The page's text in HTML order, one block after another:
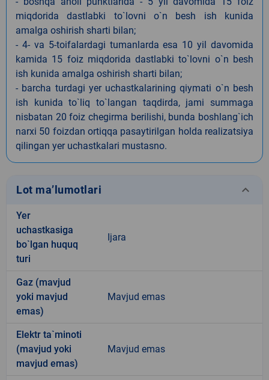
miqdorida dastlabki to`lovni o`n besh ish kunida
amalga oshirish sharti bilan;
- 4- va 5-toifalardagi tumanlarda esa 10 yil davomida
kamida 15 foiz miqdorida dastlabki to`lovni o`n besh
ish kunida amalga oshirish sharti bilan;
- barcha turdagi yer uchastkalarining qiymati o`n besh
ish kunida to`liq to`langan taqdirda, jami summaga
nisbatan 20 foiz chegirma berilishi, bunda boshlang`ich
narxi 50 foizdan ortiqqa pasaytirilgan holda realizatsiya
qilingan yer uchastkalari mustasno.
Lot ma’lumotlari keyboard_arrow_down
Yer
uchastkasiga
bo`lgan huquq
turi
Ijara
Gaz (mavjud
yoki mavjud
emas)
Mavjud emas
Elektr ta`minoti
(mavjud yoki
mavjud emas)
Mavjud emas